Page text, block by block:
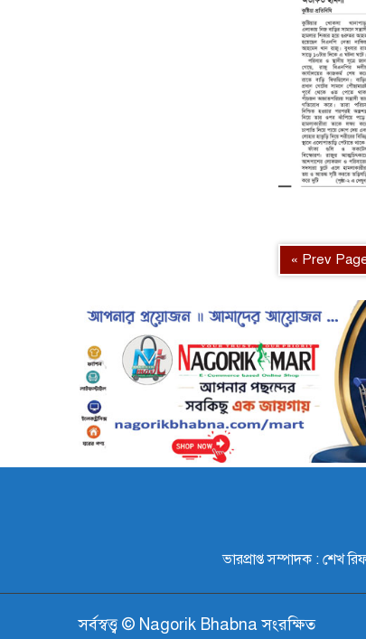
« Prev
ভারপ্রাপ্ত সম্পাদক :
সর্বস্বত্ত্ব © Nagorik Bhabna সংরক্ষিত